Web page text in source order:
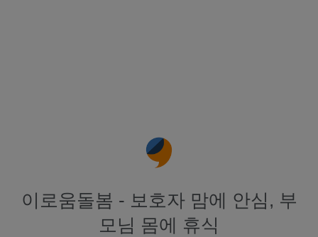
이로움돌봄 - 보호자 맘에 안심, 부
모님 몸에 휴식